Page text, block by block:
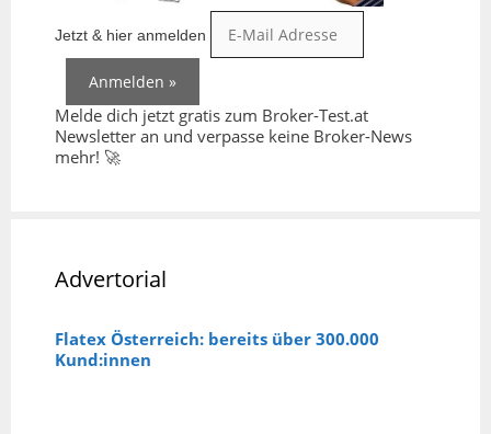
Jetzt & hier anmelden
Melde dich jetzt gratis zum Broker-Test.at
Newsletter an und verpasse keine Broker-News
mehr! 🚀
Advertorial
Flatex Österreich: bereits über 300.000
Kund:innen